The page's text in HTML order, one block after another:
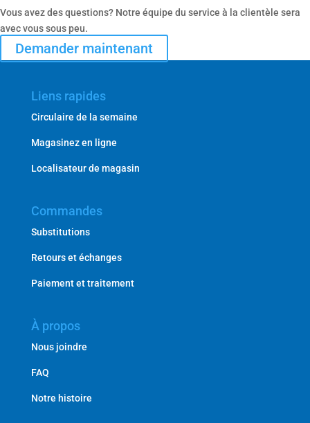
Vous avez des questions? Notre équipe du service à la clientèle sera
avec vous sous peu.
Demander maintenant
Liens rapides
Circulaire de la semaine
Magasinez en ligne
Localisateur de magasin
Commandes
Substitutions
Retours et échanges
Paiement et traitement
À propos
Nous joindre
FAQ
Notre histoire